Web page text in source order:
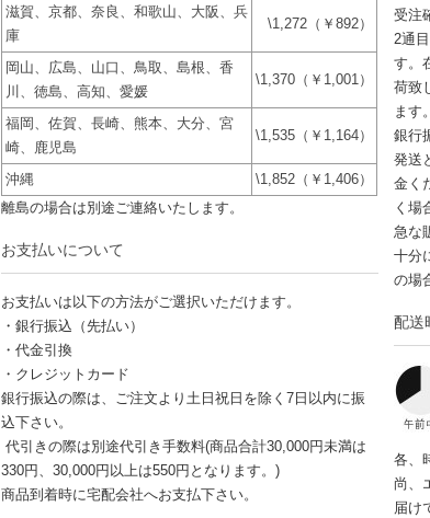
滋賀、京都、奈良、和歌山、大阪、兵
庫
\1,272（￥892）
岡山、広島、山口、鳥取、島根、香
川、徳島、高知、愛媛
\1,370（￥1,001）
福岡、佐賀、長崎、熊本、大分、宮
崎、鹿児島
\1,535（￥1,164）
沖縄
\1,852（￥1,406）
離島の場合は別途ご連絡いたします。
お支払いについて
お支払いは以下の方法がご選択いただけます。
・銀行振込（先払い）
・代金引換
・クレジットカード
銀行振込の際は、ご注文より土日祝日を除く7日以内に振
込下さい。
代引きの際は別途代引き手数料(商品合計30,000円未満は
330円、30,000円以上は550円となります。)
商品到着時に宅配会社へお支払下さい。
受注
2通
す。
荷致
ます
銀行
発送
金く
く場
急な
十分
の場
配送
各、
尚、
届け